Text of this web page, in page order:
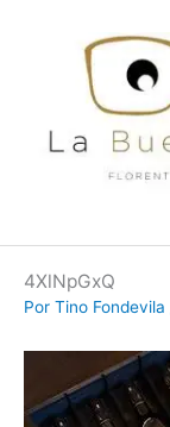
4XlNpGxQ
Por Tino Fondevila